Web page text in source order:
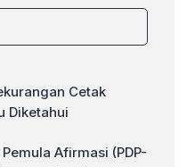
tepat waktu. Cara
Nah, oleh […]
Cetak
Diketahui
Afirmasi (PDP-